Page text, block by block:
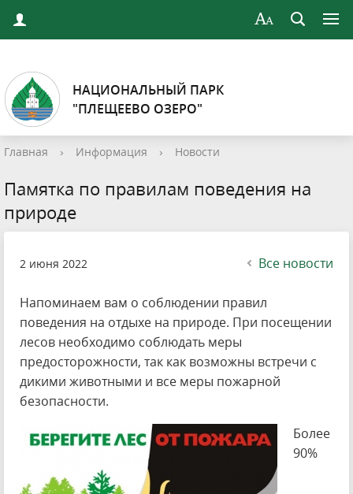
НАЦИОНАЛЬНЫЙ ПАРК
"ПЛЕЩЕЕВО ОЗЕРО"
Главная › Информация › Новости
Памятка по правилам поведения на
природе
2 июня 2022 Все новости
Напоминаем вам о соблюдении правил
поведения на отдыхе на природе. При посещении
лесов необходимо соблюдать меры
предосторожности, так как возможны встречи с
дикими животными и все меры пожарной
безопасности.
Более
90%